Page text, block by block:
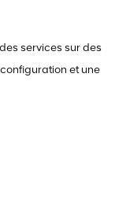
services sur des
et une